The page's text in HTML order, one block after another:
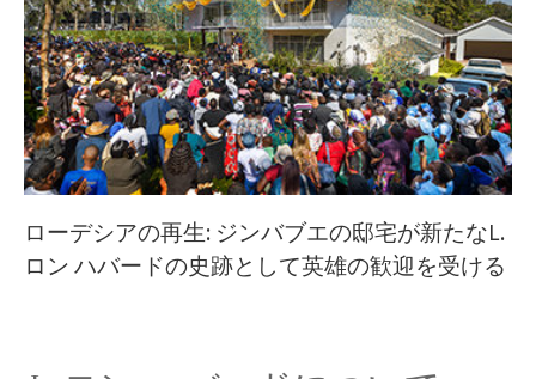
ローデシアの再生: ジンバブエの邸宅が新たなL.
ロン ハバードの史跡として英雄の歓迎を受ける